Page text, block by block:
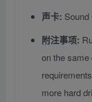
声卡:
附注事项:
on the same
more hard